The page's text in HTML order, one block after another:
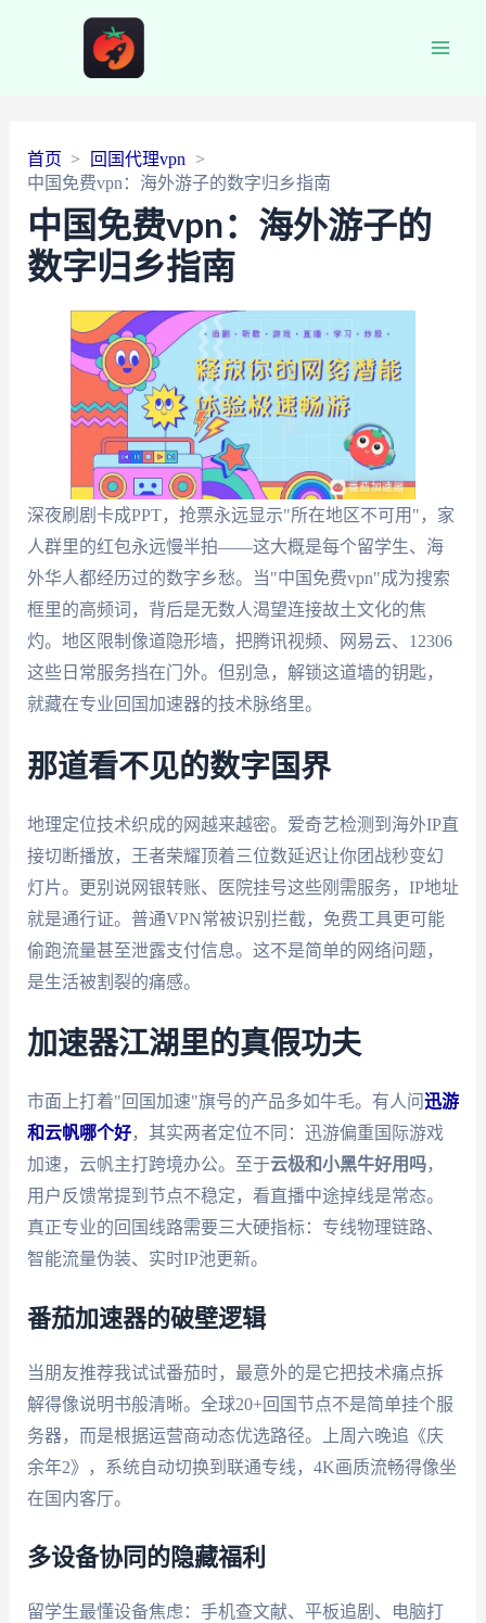
首页
回国代理vpn
中国免费vpn：海外游子的数字归乡指南
中国免费vpn：海外游子的
数字归乡指南
深夜刷剧卡成PPT，抢票永远显示"所在地区不可用"，家
人群里的红包永远慢半拍——这大概是每个留学生、海
外华人都经历过的数字乡愁。当"中国免费vpn"成为搜索
框里的高频词，背后是无数人渴望连接故土文化的焦
灼。地区限制像道隐形墙，把腾讯视频、网易云、12306
这些日常服务挡在门外。但别急，解锁这道墙的钥匙，
就藏在专业回国加速器的技术脉络里。
那道看不见的数字国界
地理定位技术织成的网越来越密。爱奇艺检测到海外IP直
接切断播放，王者荣耀顶着三位数延迟让你团战秒变幻
灯片。更别说网银转账、医院挂号这些刚需服务，IP地址
就是通行证。普通VPN常被识别拦截，免费工具更可能
偷跑流量甚至泄露支付信息。这不是简单的网络问题，
是生活被割裂的痛感。
加速器江湖里的真假功夫
市面上打着"回国加速"旗号的产品多如牛毛。有人问 迅游
和云帆哪个好，其实两者定位不同：迅游偏重国际游戏
加速，云帆主打跨境办公。至于云极和小黑牛好用吗，
用户反馈常提到节点不稳定，看直播中途掉线是常态。
真正专业的回国线路需要三大硬指标：专线物理链路、
智能流量伪装、实时IP池更新。
番茄加速器的破壁逻辑
当朋友推荐我试试番茄时，最意外的是它把技术痛点拆
解得像说明书般清晰。全球20+回国节点不是简单挂个服
务器，而是根据运营商动态优选路径。上周六晚追《庆
余年2》，系统自动切换到联通专线，4K画质流畅得像坐
在国内客厅。
多设备协同的隐藏福利
留学生最懂设备焦虑：手机查文献、平板追剧、电脑打